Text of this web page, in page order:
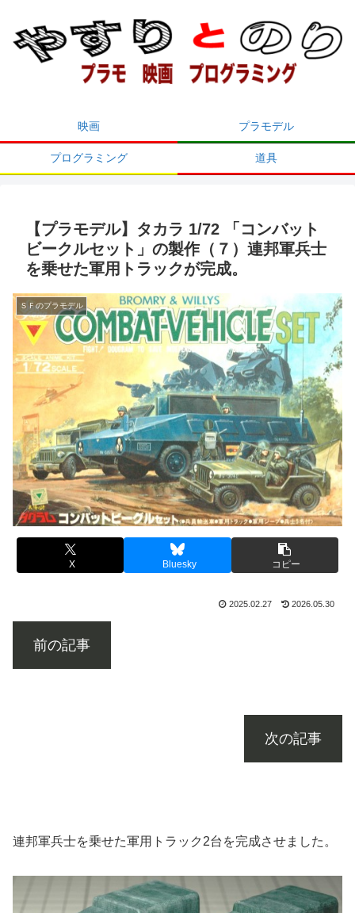
映画 プラモデル
プログラミング 道具
【プラモデル】タカラ 1/72 「コンバット
ビークルセット」の製作（７）連邦軍兵士
を乗せた軍用トラックが完成。
ＳＦのプラモデル
X Bluesky コピー
2025.02.27 2026.05.30
前の記事
次の記事
連邦軍兵士を乗せた軍用トラック2台を完成させました。